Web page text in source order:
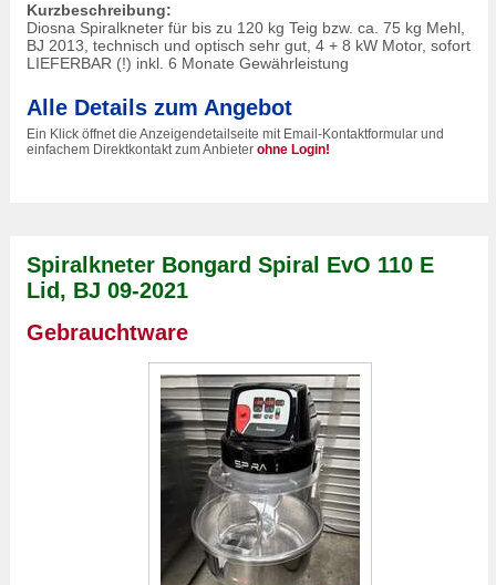
Kurzbeschreibung:
Diosna Spiralkneter für bis zu 120 kg Teig bzw. ca. 75 kg Mehl,
BJ 2013, technisch und optisch sehr gut, 4 + 8 kW Motor, sofort
LIEFERBAR (!) inkl. 6 Monate Gewährleistung
Alle Details zum Angebot
Ein Klick öffnet die Anzeigendetailseite mit Email-Kontaktformular und
einfachem Direktkontakt zum Anbieter ohne Login!
Spiralkneter Bongard Spiral EvO 110 E
Lid, BJ 09-2021
Gebrauchtware